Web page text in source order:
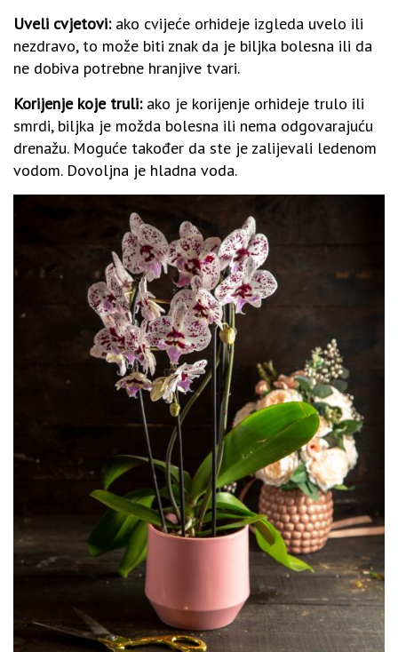
Uveli cvjetovi:ako cvijeće orhideje izgleda uvelo ili
nezdravo, to može biti znak da je biljka bolesna ili da
ne dobiva potrebne hranjive tvari.
Korijenje koje truli: ako je korijenje orhideje trulo ili
smrdi, biljka je možda bolesna ili nema odgovarajuću
drenažu. Moguće također da ste je zalijevali ledenom
vodom. Dovoljna je hladna voda.